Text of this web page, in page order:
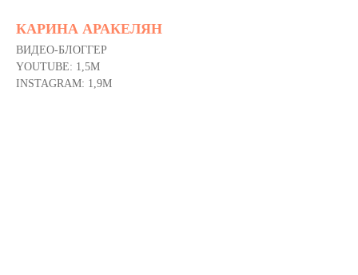
КАРИНА АРАКЕЛЯН
ВИДЕО-БЛОГГЕР
YOUTUBE: 1,5M
INSTAGRAM: 1,9M